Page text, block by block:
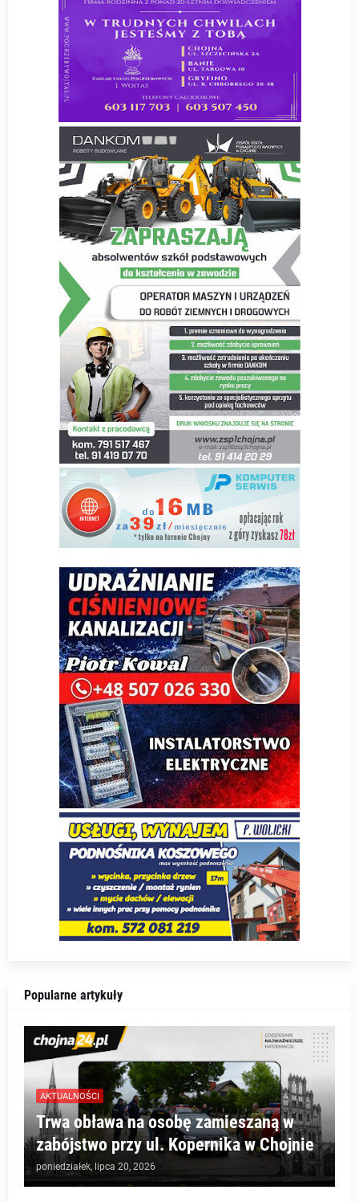
Popularne artykuły
AKTUALNOŚCI
Trwa obława na osobę zamieszaną w
zabójstwo przy ul. Kopernika w Chojnie
poniedziałek, lipca 20, 2026